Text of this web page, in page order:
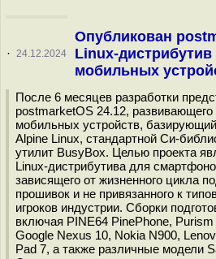
· 24.12.2024
Опубликован
Linux-
мобильных
После 6 месяцев разработки
postmarketOS 24.12,
мобильных устройств,
Alpine Linux, стандартной Си-
утилит BusyBox. Целью проекта
Linux-дистрибутива для
зависящего от жизненного цикла
прошивок и не привязанного к
игроков индустрии. Сборки
включая PINE64 PinePhone,
Google Nexus 10, Nokia N900,
Pad 7, а также различные модели